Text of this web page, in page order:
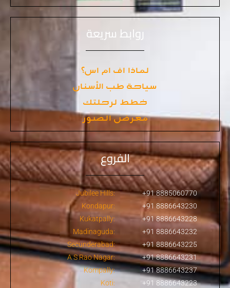
روابط سريعة
لماذا اف ام اس؟
سياحة طب الأسنان
خطط لرحلتك
معرض الصور
الفروع
Jubilee Hills:
Kondapur:
Kukatpally:
Madinaguda:
Secunderabad:
A S Rao Nagar:
Kompally:
Koti:
+91 8885060770
+91 8886643230
+91 8886643228
+91 8886643232
+91 8886643225
+91 8886643231
+91 8886643237
+91 8886643223